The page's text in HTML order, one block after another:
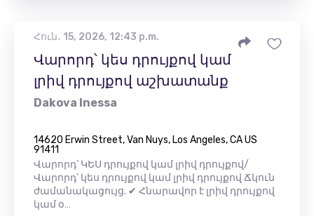
Հուն․ 15, 2026, 12:43 p.m.
Վարորդ՝ կես դրույքով կամ
լրիվ դրույքով աշխատանք
Dakova Inessa
14620 Erwin Street, Van Nuys, Los Angeles, CA US
91411
Վարորդ՝ ԿԵՍ դրույքով կամ լրիվ դրույքով/
Վարորդ՝ կես դրույքով կամ լրիվ դրույքով Ճկուն
ժամանակացույց. ✔ Հնարավոր է լրիվ դրույքով
կամ օ…